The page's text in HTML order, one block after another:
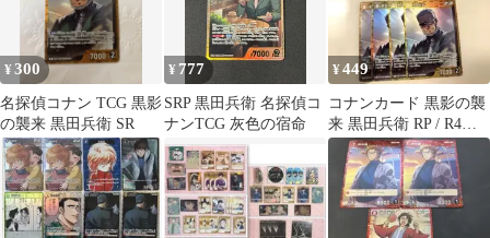
¥300
名探偵コナン TCG 黒影
の襲来 黒田兵衛 SR
¥ 777
SRP 黒田兵衛 名探偵コ
ナンTCG 灰色の宿命
¥449
コナンカード 黒影の襲
来 黒田兵衛 RP / R4枚
黄色 5枚セット